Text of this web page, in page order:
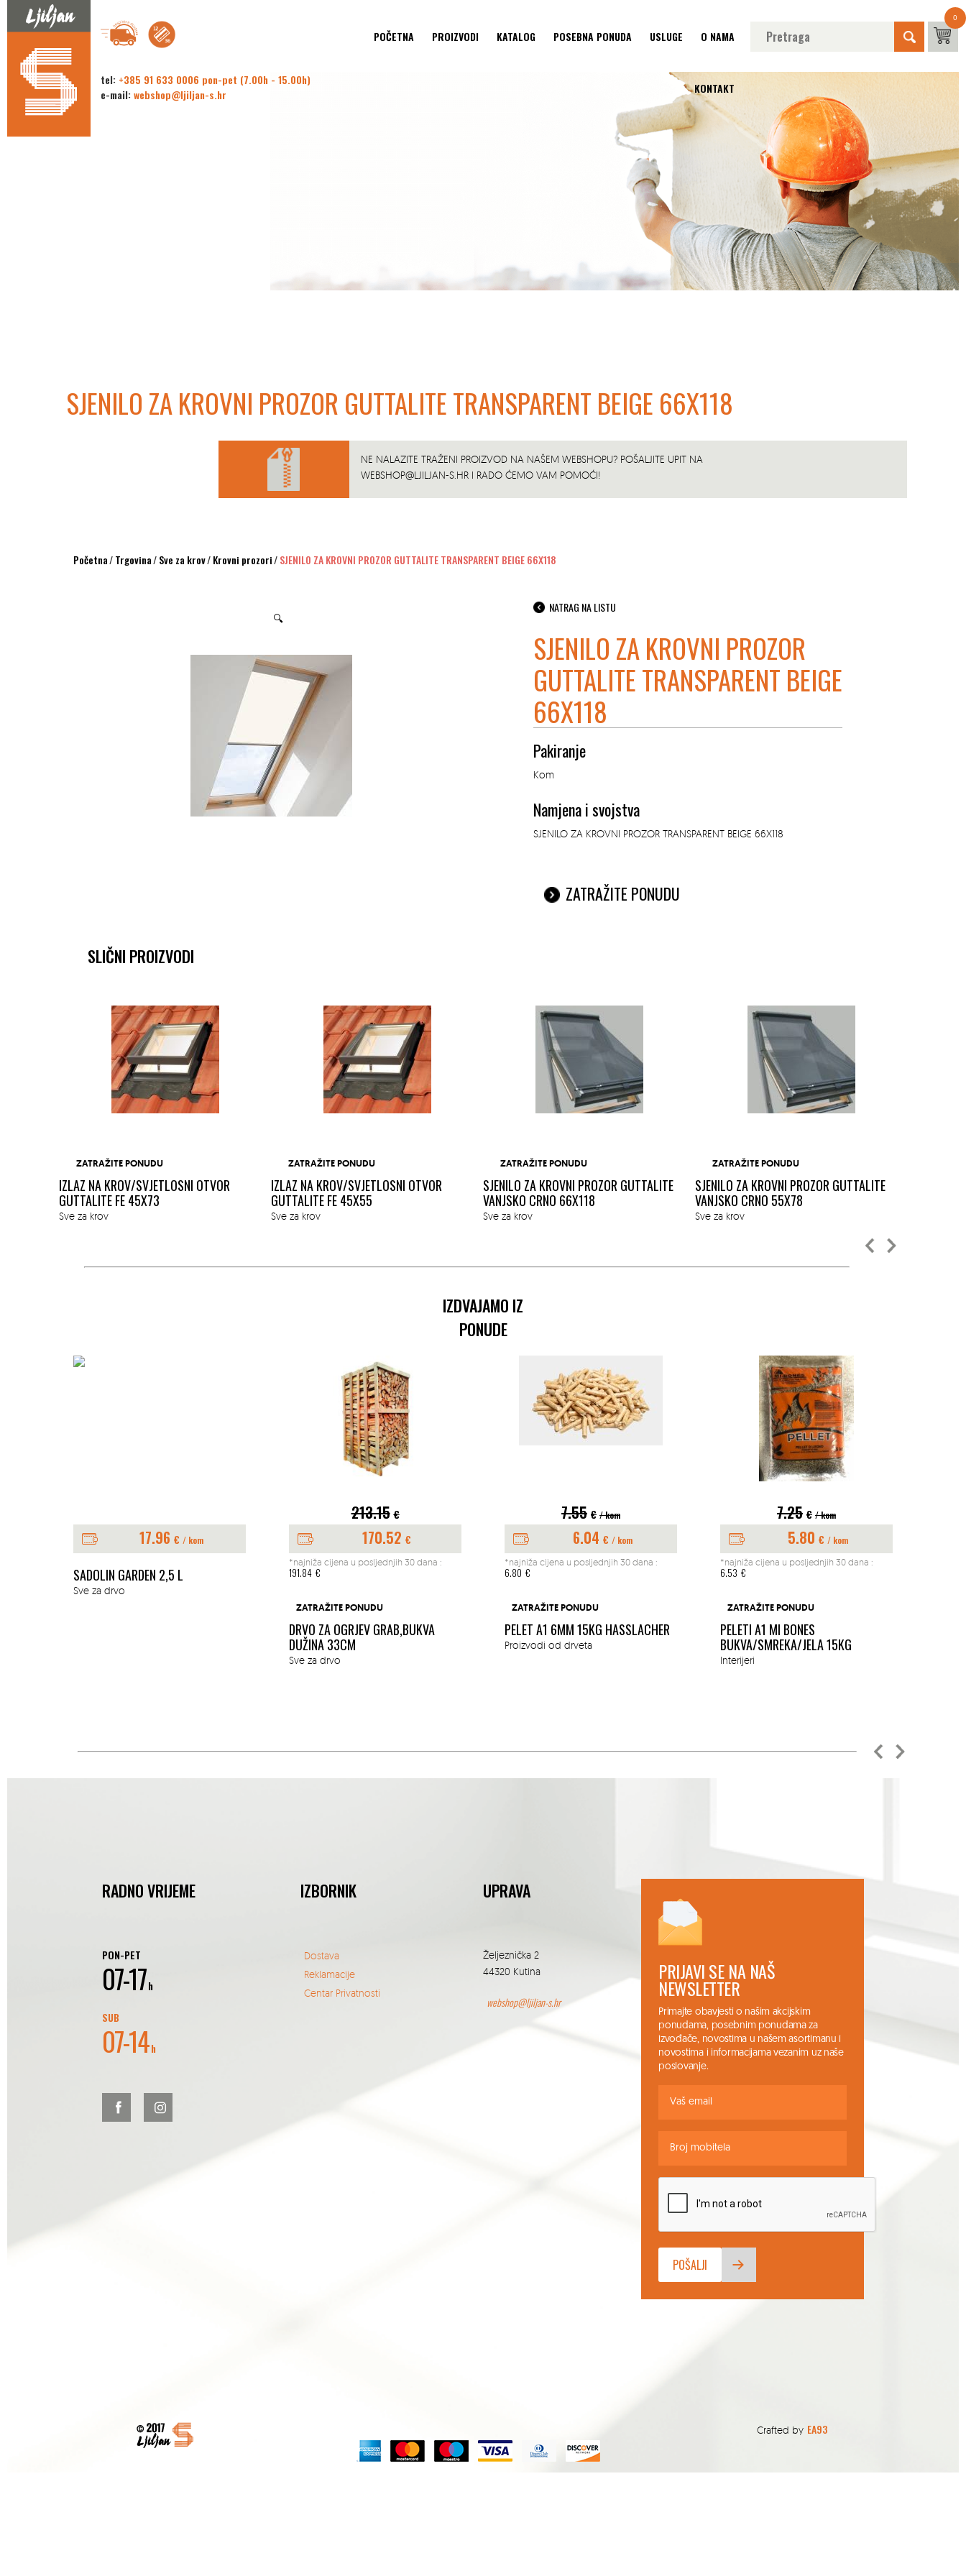
tel: +385 91 633 0006 pon-pet (7.00h - 15.00h)
e-mail: webshop@ljiljan-s.hr
POČETNA PROIZVODI KATALOG POSEBNA PONUDA USLUGE O NAMA
KONTAKT
0
SJENILO ZA KROVNI PROZOR GUTTALITE TRANSPARENT BEIGE 66X118
NE NALAZITE TRAŽENI PROIZVOD NA NAŠEM WEBSHOPU? POŠALJITE UPIT NA
WEBSHOP@LJILJAN-S.HRI RADO ĆEMO VAM POMOĆI!
Početna/Trgovina/Sve za krov/Krovni prozori/SJENILO ZA KROVNI PROZOR GUTTALITE TRANSPARENT BEIGE 66X118
🔍
NATRAG NA LISTU
SJENILO ZA KROVNI PROZOR
GUTTALITE TRANSPARENT BEIGE
66X118
Pakiranje
Kom
Namjena i svojstva
SJENILO ZA KROVNI PROZOR TRANSPARENT BEIGE 66X118
ZATRAŽITE PONUDU
SLIČNI PROIZVODI
ZATRAŽITE PONUDU
IZLAZ NA KROV/SVJETLOSNI OTVOR
GUTTALITE FE 45X73
Sve za krov
ZATRAŽITE PONUDU
IZLAZ NA KROV/SVJETLOSNI OTVOR
GUTTALITE FE 45X55
Sve za krov
ZATRAŽITE PONUDU
SJENILO ZA KROVNI PROZOR GUTTALITE
VANJSKO CRNO 66X118
Sve za krov
ZATRAŽITE PONUDU
SJENILO ZA KROVNI PROZOR GUTTALITE
VANJSKO CRNO 55X78
Sve za krov
IZDVAJAMO IZ
PONUDE
17.96 € / kom
SADOLIN GARDEN 2,5 L
Sve za drvo
213.15 €
170.52 €
*najniža cijena u posljednjih 30 dana :
191.84 €
ZATRAŽITE PONUDU
DRVO ZA OGRJEV GRAB,BUKVA
DUŽINA 33CM
Sve za drvo
7.55 € / kom
6.04 € / kom
*najniža cijena u posljednjih 30 dana :
6.80 €
ZATRAŽITE PONUDU
PELET A1 6MM 15KG HASSLACHER
Proizvodi od drveta
7.25 € / kom
5.80 € / kom
*najniža cijena u posljednjih 30 dana :
6.53 €
ZATRAŽITE PONUDU
PELETI A1 MI BONES
BUKVA/SMREKA/JELA 15KG
Interijeri
RADNO VRIJEME
PON-PET
07-17h
SUB
07-14h
IZBORNIK
Dostava
Reklamacije
Centar Privatnosti
UPRAVA
Željeznička 2
44320 Kutina
webshop@ljiljan-s.hr
PRIJAVI SE NA NAŠ
NEWSLETTER
Primajte obavjesti o našim akcijskim
ponudama, posebnim ponudama za
izvođače, novostima u našem asortimanu i
novostima i informacijama vezanim uz naše
poslovanje.
Crafted by EA93